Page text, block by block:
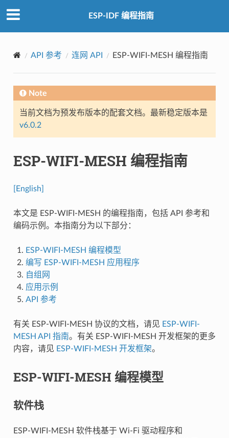
ESP-IDF 编程指南
API 参考 连网 API ESP-WIFI-MESH 编程指南
Note
当前文档为预发布版本的配套文档。最新稳定版本是
v6.0.2
ESP-WIFI-MESH 编程指南
[English]
本文是 ESP-WIFI-MESH 的编程指南，包括 API 参考和
编码示例。本指南分为以下部分：
ESP-WIFI-MESH 编程模型
编写 ESP-WIFI-MESH 应用程序
自组网
应用示例
API 参考
有关 ESP-WIFI-MESH 协议的文档，请见 ESP-WIFI-
MESH API 指南。有关 ESP-WIFI-MESH 开发框架的更多
内容，请见 ESP-WIFI-MESH 开发框架。
ESP-WIFI-MESH 编程模型
软件栈
ESP-WIFI-MESH 软件栈基于 Wi-Fi 驱动程序和